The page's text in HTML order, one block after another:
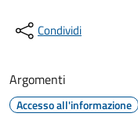
Condividi
Argomenti
Accesso all'informazione